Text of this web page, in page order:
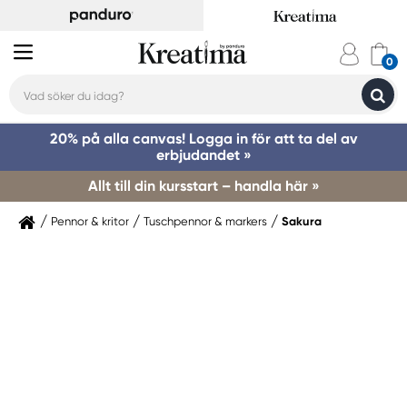
20% på alla canvas! Logga in för att ta del av
erbjudandet »
Allt till din kursstart – handla här »
Pennor & kritor Tuschpennor & markers Sakura